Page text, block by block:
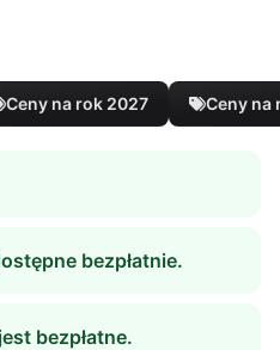
Ceny na rok 2027 Ceny na
bezpłatnie.
bezpłatne.